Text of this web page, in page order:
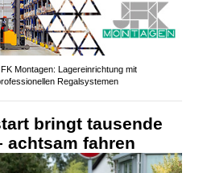
Montagen: Lagereinrichtung mit
Regalsystemen
bringt tausende
achtsam fahren